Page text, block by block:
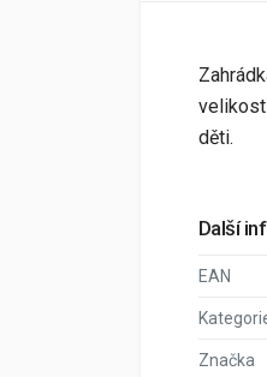
děti.
Další
EAN
Značka